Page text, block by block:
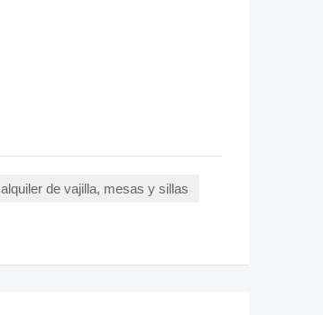
alquiler de vajilla, mesas y sillas